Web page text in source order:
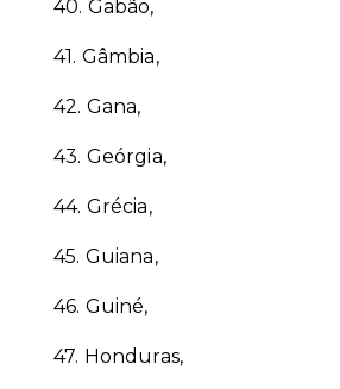
40. Gabão,
41. Gâmbia,
42. Gana,
43. Geórgia,
44. Grécia,
45. Guiana,
46. Guiné,
47. Honduras,